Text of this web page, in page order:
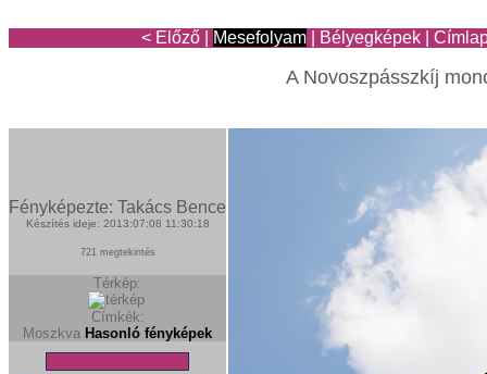
< Előző Mesefolyam Bélyegképek
A Novoszpásszkíj
Fényképezte: Takács Bence
Készítés ideje: 2013:07:08 11:30:18
721 megtekintés
Térkép:
Címkék:
Moszkva Hasonló fényképek